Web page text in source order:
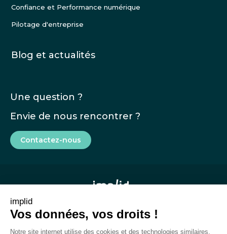
Confiance et Performance numérique
Pilotage d'entreprise
Blog et actualités
Une question ?
Envie de nous rencontrer ?
Contactez-nous
Mentions légales
implid
Vos données, vos droits !
Notre site internet utilise des cookies et des technologies similaires,